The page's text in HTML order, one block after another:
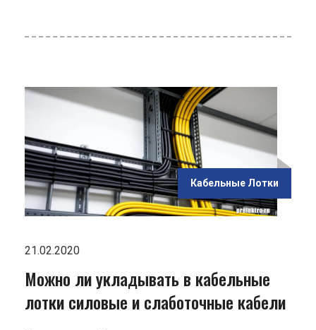
Кабельные Лотки
21.02.2020
Можно ли укладывать в кабельные
лотки силовые и слаботочные кабели